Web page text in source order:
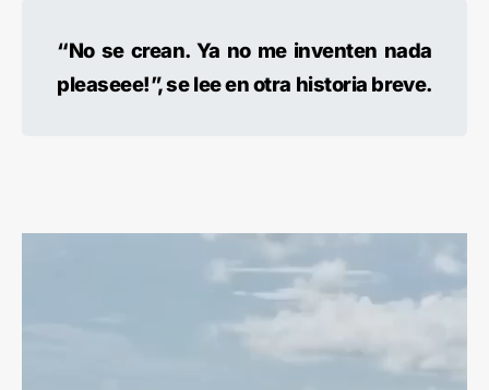
“No se crean. Ya no me inventen nada
pleaseee!”, se lee en otra historia breve.